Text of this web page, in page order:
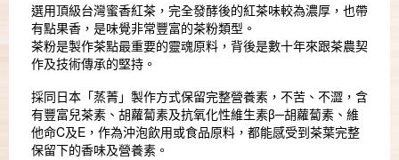
選用頂級台灣蜜香紅茶，完全發酵後的紅茶味較為濃厚，也帶
有點果香，是味覺非常豐富的茶粉類型。
茶粉是製作茶點最重要的靈魂原料，背後是數十年來跟茶農契
作及技術傳承的堅持。
採同日本「蒸菁」製作方式保留完整營養素，不苦、不澀，含
有豐富兒茶素、胡蘿蔔素及抗氧化性維生素β─胡蘿蔔素、維
他命C及E，作為沖泡飲用或食品原料，都能感受到茶葉完整
保留下的香味及營養素。